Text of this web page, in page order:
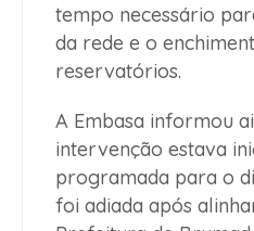
tempo necessário
da rede e o
reservatórios.
A Embasa informou
intervenção estava
programada para o
foi adiada após